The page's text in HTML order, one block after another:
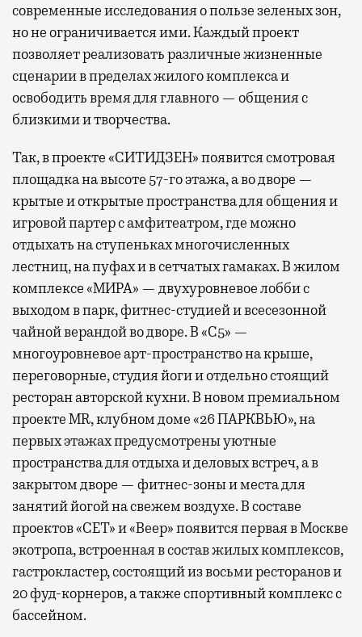
современные исследования о пользе зеленых зон,
но не ограничивается ими. Каждый проект
позволяет реализовать различные жизненные
сценарии в пределах жилого комплекса и
освободить время для главного — общения с
близкими и творчества.
Так, в проекте «СИТИДЗЕН» появится смотровая
площадка на высоте 57-го этажа, а во дворе —
крытые и открытые пространства для общения и
игровой партер с амфитеатром, где можно
отдыхать на ступеньках многочисленных
лестниц, на пуфах и в сетчатых гамаках. В жилом
комплексе «МИРА» — двухуровневое лобби с
выходом в парк, фитнес-студией и всесезонной
чайной верандой во дворе. В «С5» —
многоуровневое арт-пространство на крыше,
переговорные, студия йоги и отдельно стоящий
ресторан авторской кухни. В новом премиальном
проекте MR, клубном доме «26 ПАРКВЬЮ», на
первых этажах предусмотрены уютные
пространства для отдыха и деловых встреч, а в
закрытом дворе — фитнес-зоны и места для
занятий йогой на свежем воздухе. В составе
проектов «СЕТ» и «Веер»появитсяпервая в Москве
экотропа, встроенная в состав жилых комплексов,
гастрокластер, состоящий из восьми ресторанов и
20 фуд-корнеров, а также спортивный комплекс с
бассейном.